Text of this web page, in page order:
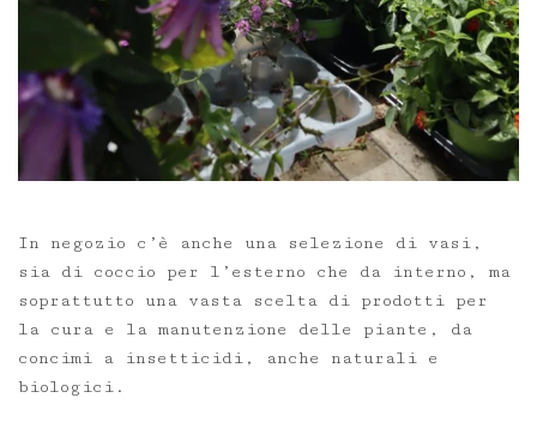
In negozio c’è anche una selezione di vasi,
sia di coccio per l’esterno che da interno, ma
soprattutto una vasta scelta di prodotti per
la cura e la manutenzione delle piante, da
concimi a insetticidi, anche naturali e
biologici.